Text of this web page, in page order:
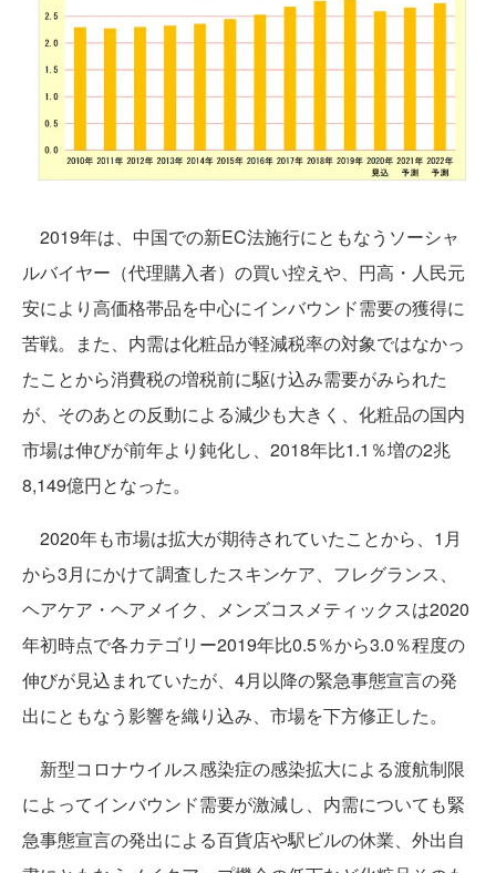
2019年は、中国での新EC法施行にともなうソーシャ
ルバイヤー（代理購入者）の買い控えや、円高・人民元
安により高価格帯品を中心にインバウンド需要の獲得に
苦戦。また、内需は化粧品が軽減税率の対象ではなかっ
たことから消費税の増税前に駆け込み需要がみられた
が、そのあとの反動による減少も大きく、化粧品の国内
市場は伸びが前年より鈍化し、2018年比1.1％増の2兆
8,149億円となった。
2020年も市場は拡大が期待されていたことから、1月
から3月にかけて調査したスキンケア、フレグランス、
ヘアケア・ヘアメイク、メンズコスメティックスは2020
年初時点で各カテゴリー2019年比0.5％から3.0％程度の
伸びが見込まれていたが、4月以降の緊急事態宣言の発
出にともなう影響を織り込み、市場を下方修正した。
新型コロナウイルス感染症の感染拡大による渡航制限
によってインバウンド需要が激減し、内需についても緊
急事態宣言の発出による百貨店や駅ビルの休業、外出自